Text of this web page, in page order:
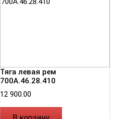
Тяга левая рем
700А.46.28.410
12 900.00